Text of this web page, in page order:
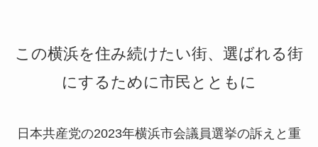
この横浜を住み続けたい街、選ばれる街
にするために市民とともに
日本共産党の2023年横浜市会議員選挙の訴えと重